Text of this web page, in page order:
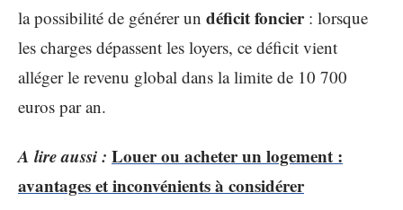
la possibilité de générer un déficit foncier: lorsque
les charges dépassent les loyers, ce déficit vient
alléger le revenu global dans la limite de 10 700
euros par an.
A lire aussi : Louer ou acheter un logement :
avantages et inconvénients à considérer